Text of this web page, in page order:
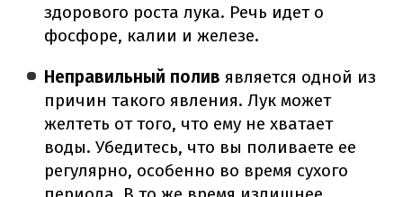
здорового роста лука. Речь идет о
фосфоре, калии и железе.
Неправильный полив является одной из
причин такого явления. Лук может
желтеть от того, что ему не хватает
воды. Убедитесь, что вы поливаете ее
регулярно, особенно во время сухого